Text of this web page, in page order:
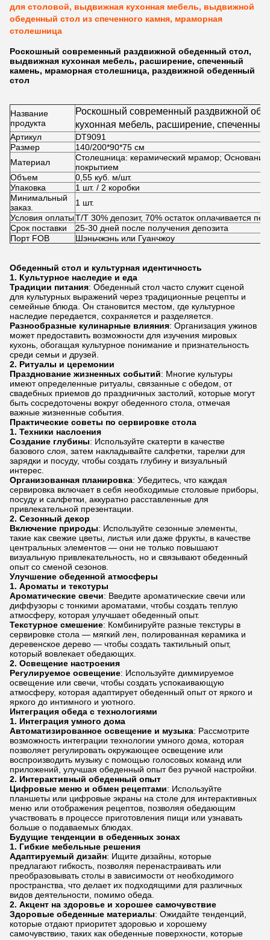
для столовой, выдвижная кухонная мебель, выдвижной
обеденный стол из спеченного камня, мраморная
столешница
Роскошный современный раздвижной обеденный стол,
выдвижная кухонная мебель, расширение, спеченный
камень, мраморная столешница, раздвижной обеденный
стол
Название
продукта
Роскошный современный раздвижной
кухонная мебель, расширение,
столешница, раздвижной обеденный стол
Артикул
DT9091
Размер
140/200*90*75 см
Материал
Столешница: керамический мрамор;
покрытием
Объем
0,55 куб. м/шт.
Упаковка
1 шт. / 2 коробки
Минимальный
заказ.
1 шт.
Условия оплатыT/T 30% депозит, 70% остаток оплачивается
Срок поставки
25-30 дней после получения депозита
Порт FOB
Шэньчжэнь или Гуанчжоу
Обеденный стол и культурная идентичность
1. Культурное наследие и еда
Традиции питания: Обеденный стол часто служит сценой
для культурных выражений через традиционные рецепты и
семейные блюда. Он становится местом, где культурное
наследие передается, сохраняется и разделяется.
Разнообразные кулинарные влияния: Организация ужинов
может предоставить возможности для изучения мировых
кухонь, обогащая культурное понимание и признательность
среди семьи и друзей.
2. Ритуалы и церемонии
Празднование жизненных событий: Многие культуры
имеют определенные ритуалы, связанные с обедом, от
свадебных приемов до праздничных застолий, которые могут
быть сосредоточены вокруг обеденного стола, отмечая
важные жизненные события.
Практические советы по сервировке стола
1. Техники наслоения
Создание глубины: Используйте скатерти в качестве
базового слоя, затем накладывайте салфетки, тарелки для
зарядки и посуду, чтобы создать глубину и визуальный
интерес.
Организованная планировка: Убедитесь, что каждая
сервировка включает в себя необходимые столовые приборы,
посуду и салфетки, аккуратно расставленные для
привлекательной презентации.
2. Сезонный декор
Включение природы: Используйте сезонные элементы,
такие как свежие цветы, листья или даже фрукты, в качестве
центральных элементов — они не только повышают
визуальную привлекательность, но и связывают обеденный
опыт со сменой сезонов.
Улучшение обеденной атмосферы
1. Ароматы и текстуры
Ароматические свечи: Введите ароматические свечи или
диффузоры с тонкими ароматами, чтобы создать теплую
атмосферу, которая улучшает обеденный опыт.
Текстурное смешение: Комбинируйте разные текстуры в
сервировке стола — мягкий лен, полированная керамика и
деревенское дерево — чтобы создать тактильный опыт,
который вовлекает обедающих.
2. Освещение настроения
Регулируемое освещение: Используйте диммируемое
освещение или свечи, чтобы создать успокаивающую
атмосферу, которая адаптирует обеденный опыт от яркого и
яркого до интимного и уютного.
Интеграция обеда с технологиями
1. Интеграция умного дома
Автоматизированное освещение и музыка: Рассмотрите
возможность интеграции технологии умного дома, которая
позволяет регулировать окружающее освещение или
воспроизводить музыку с помощью голосовых команд или
приложений, улучшая обеденный опыт без ручной настройки.
2. Интерактивный обеденный опыт
Цифровые меню и обмен рецептами: Используйте
планшеты или цифровые экраны на столе для интерактивных
меню или отображения рецептов, позволяя обедающим
участвовать в процессе приготовления пищи или узнавать
больше о подаваемых блюдах.
Будущие тенденции в обеденных зонах
1. Гибкие мебельные решения
Адаптируемый дизайн: Ищите дизайны, которые
предлагают гибкость, позволяя перенастраивать или
преобразовывать столы в зависимости от необходимого
пространства, что делает их подходящими для различных
видов деятельности, помимо обеда.
2. Акцент на здоровье и хорошее самочувствие
Здоровые обеденные материалы: Ожидайте тенденций,
которые отдают приоритет здоровью и хорошему
самочувствию, таких как обеденные поверхности, которые